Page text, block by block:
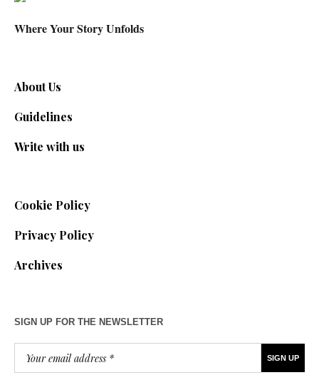
Where Your Story Unfolds
About Us
Guidelines
Write with us
Cookie Policy
Privacy Policy
Archives
SIGN UP FOR THE NEWSLETTER